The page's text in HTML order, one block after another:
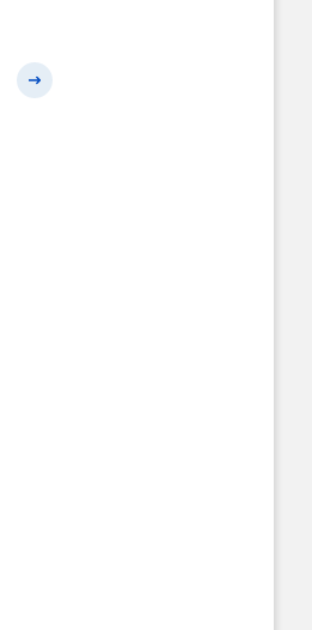
Наступний слайд